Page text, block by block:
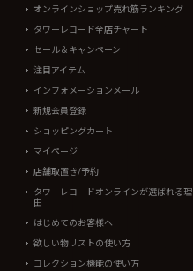
オンラインショップ売れ筋ランキング
タワーレコード全店チャート
セール＆キャンペーン
注目アイテム
インフォメーションメール
新規会員登録
ショッピングカート
マイページ
店舗取置き/予約
タワーレコードオンラインが選ばれる理
由
はじめてのお客様へ
欲しい物リストの使い方
コレクション機能の使い方